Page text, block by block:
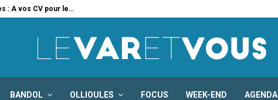
: A vos CV pour le…
BANDOL OLLIOULES FOCUS WEEK-END AGENDA